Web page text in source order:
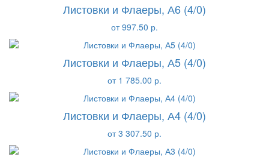
Листовки и Флаеры, А6 (4/0)
от 997.50 р.
Листовки и Флаеры, А5 (4/0)
от 1 785.00 р.
Листовки и Флаеры, А4 (4/0)
от 3 307.50 р.